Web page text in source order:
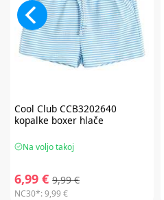
Cool ClubCCB3202640
kopalke boxer hlače
Na voljo takoj
6,99 € 9,99 €
NC30*:9,99 €